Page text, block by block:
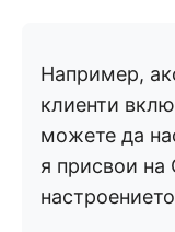
Например,
клиенти
можете да
я присвои на